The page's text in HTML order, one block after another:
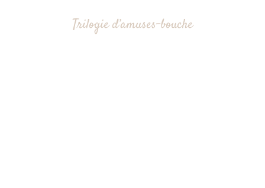
Trilogie d’amuses-bouche